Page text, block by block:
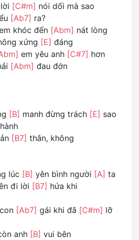
[C#m] nói dối mà sao
[Ab7] ra?
khóc đến [Abm] nát lòng
xứng [E] đáng
em yêu anh [C#7] hơn
[Abm] đau đớn
[B] manh đừng trách [E] sao
[B7] thân, không
lúc [B] yên bình người [A] ta
đi lời [B7] hứa khi
[Ab7] gái khi đã [C#m] lỡ
anh [B] vui bên